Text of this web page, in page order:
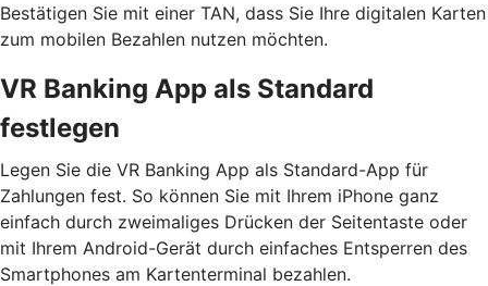
Bestätigen Sie mit einer TAN, dass Sie Ihre digitalen Karten
zum mobilen Bezahlen nutzen möchten.
VR Banking App als Standard
festlegen
Legen Sie die VR Banking App als Standard-App für
Zahlungen fest. So können Sie mit Ihrem iPhone ganz
einfach durch zweimaliges Drücken der Seitentaste oder
mit Ihrem Android-Gerät durch einfaches Entsperren des
Smartphones am Kartenterminal bezahlen.